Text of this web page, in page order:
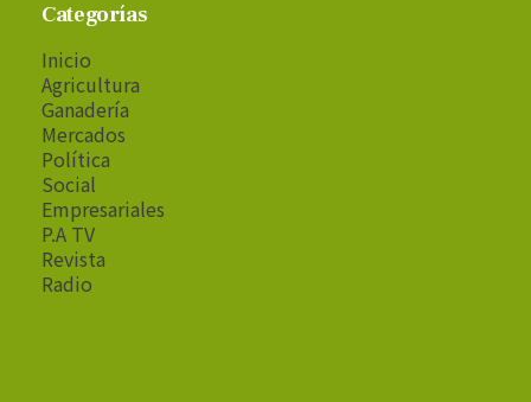
Categorías
Inicio
Agricultura
Ganadería
Mercados
Política
Social
Empresariales
P.A TV
Revista
Radio